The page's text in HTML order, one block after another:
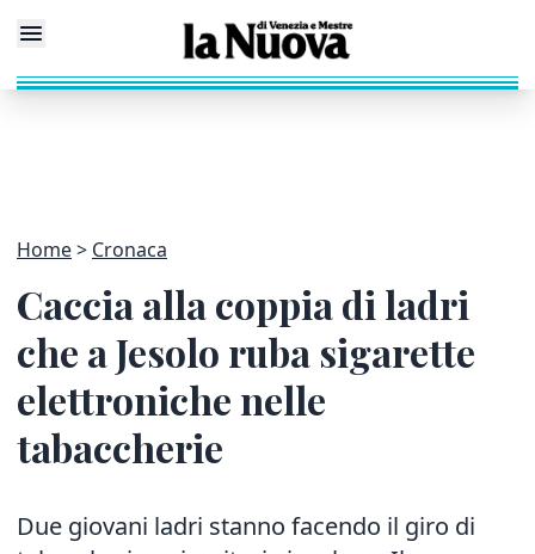
Home Cronaca
Caccia alla coppia di ladri
che a Jesolo ruba sigarette
elettroniche nelle
tabaccherie
Due giovani ladri stanno facendo il giro di